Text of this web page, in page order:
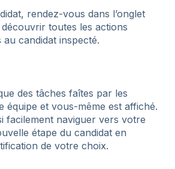
rendez-vous dans l’onglet
toutes les actions
au candidat inspecté.
des tâches faîtes par les
équipe et vous-même est affiché.
facilement naviguer vers votre
étape du candidat en
de votre choix.